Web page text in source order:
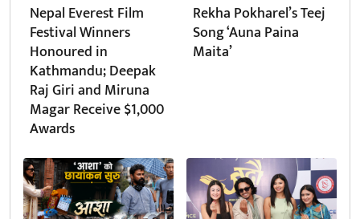
Nepal Everest Film
Festival Winners
Honoured in
Kathmandu; Deepak
Raj Giri and Miruna
Magar Receive $1,000
Awards
Rekha Pokharel’s Teej
Song ‘Auna Paina
Maita’